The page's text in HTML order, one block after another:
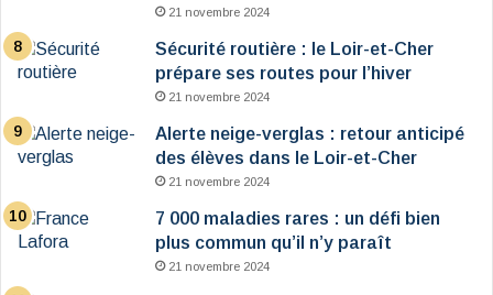
21 novembre 2024
Sécurité routière : le Loir-et-Cher
prépare ses routes pour l’hiver
21 novembre 2024
Alerte neige-verglas : retour anticipé
des élèves dans le Loir-et-Cher
21 novembre 2024
7 000 maladies rares : un défi bien
plus commun qu’il n’y paraît
21 novembre 2024